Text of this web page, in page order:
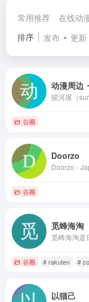
常用推荐 在线动
排序
发布 更新
谷圈
Doorzo
Doorzo -
谷圈
觅蜂海淘
谷圈 # rakuten #
以猫己